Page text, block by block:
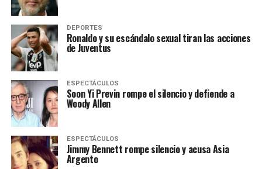
DEPORTES
Ronaldo y su escándalo sexual tiran las acciones
de Juventus
ESPECTÁCULOS
Soon Yi Previn rompe el silencio y defiende a
Woody Allen
ESPECTÁCULOS
Jimmy Bennett rompe silencio y acusa Asia
Argento